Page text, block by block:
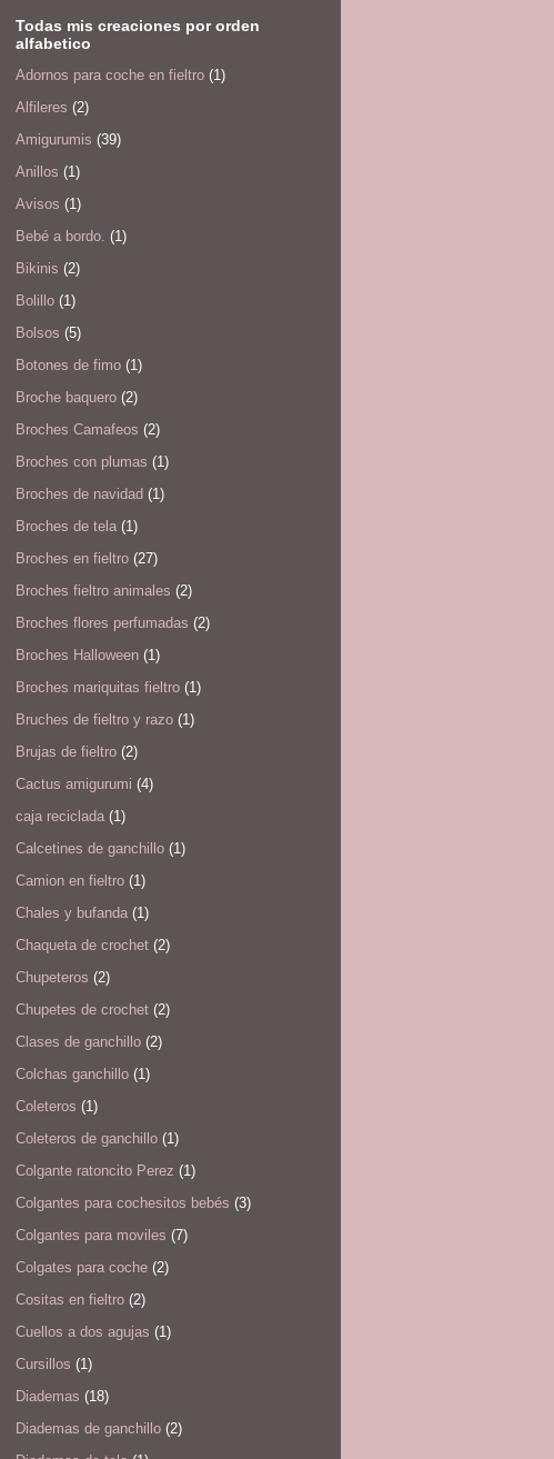
Todas mis creaciones por orden
alfabetico
Adornos para coche en fieltro (1)
Alfileres (2)
Amigurumis (39)
Anillos (1)
Avisos (1)
Bebé a bordo. (1)
Bikinis (2)
Bolillo (1)
Bolsos (5)
Botones de fimo (1)
Broche baquero (2)
Broches Camafeos (2)
Broches con plumas (1)
Broches de navidad (1)
Broches de tela (1)
Broches en fieltro (27)
Broches fieltro animales (2)
Broches flores perfumadas (2)
Broches Halloween (1)
Broches mariquitas fieltro (1)
Bruches de fieltro y razo (1)
Brujas de fieltro (2)
Cactus amigurumi (4)
caja reciclada (1)
Calcetines de ganchillo (1)
Camion en fieltro (1)
Chales y bufanda (1)
Chaqueta de crochet (2)
Chupeteros (2)
Chupetes de crochet (2)
Clases de ganchillo (2)
Colchas ganchillo (1)
Coleteros (1)
Coleteros de ganchillo (1)
Colgante ratoncito Perez (1)
Colgantes para cochesitos bebés (3)
Colgantes para moviles (7)
Colgates para coche (2)
Cositas en fieltro (2)
Cuellos a dos agujas (1)
Cursillos (1)
Diademas (18)
Diademas de ganchillo (2)